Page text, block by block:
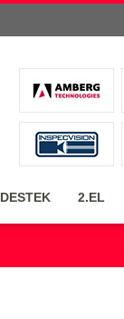
DESTEK 2.EL